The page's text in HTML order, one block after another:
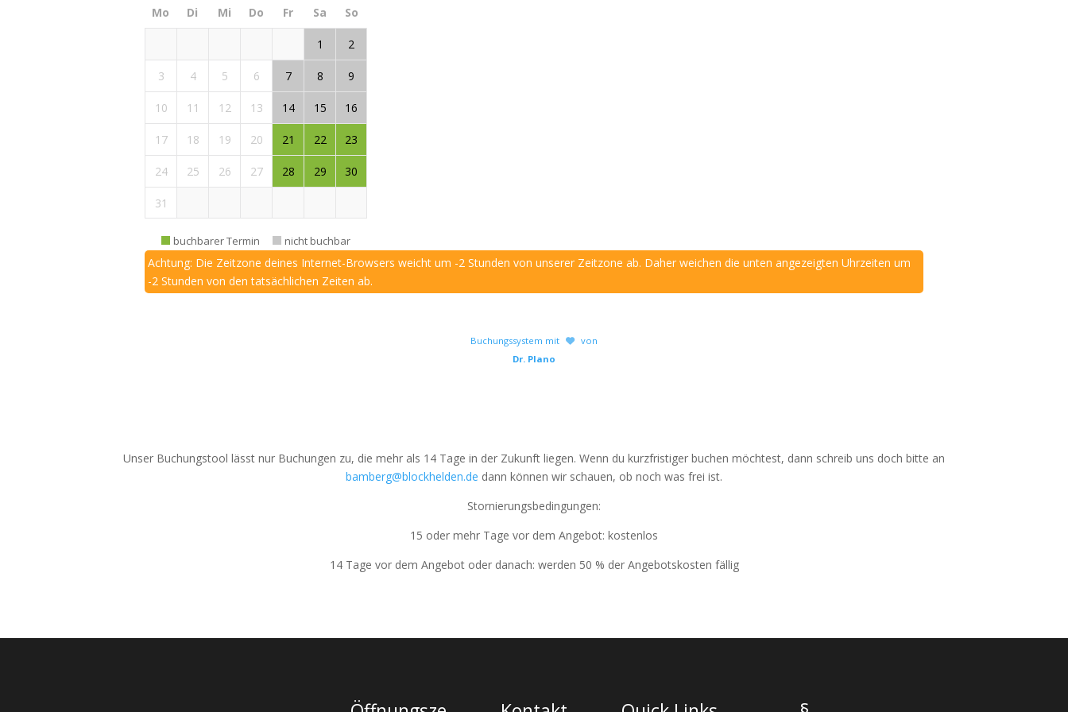
Mo Di Mi Do Fr Sa So
1 2
3 4 5 6 7 8 9
10 11 12 13 14 15 16
17 18 19 20 21 22 23
24 25 26 27 28 29 30
31
buchbarer Termin nicht buchbar
Achtung: Die Zeitzone deines Internet-Browsers weicht um -2 Stunden von unserer Zeitzone ab. Daher weichen die unten angezeigten Uhrzeiten um
-2 Stunden von den tatsächlichen Zeiten ab.
Buchungssystem mit
von
Dr. Plano
Unser Buchungstool lässt nur Buchungen zu, die mehr als 14 Tage in der Zukunft liegen. Wenn du kurzfristiger buchen möchtest, dann schreib uns doch bitte an
bamberg@blockhelden.de dann können wir schauen, ob noch was frei ist.
Stornierungsbedingungen:
15 oder mehr Tage vor dem Angebot: kostenlos
14 Tage vor dem Angebot oder danach: werden 50 % der Angebotskosten fällig